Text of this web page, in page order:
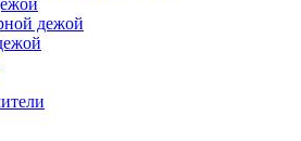
дежой